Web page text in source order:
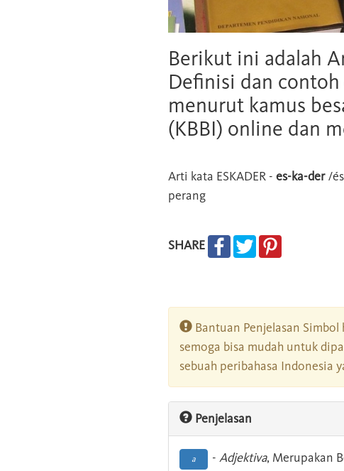
Berikut ini adalah
Definisi dan
menurut kamus
(KBBI) online dan
Arti kata ESKADER - es-ka-der/
perang
SHARE
Bantuan Penjelasan
semoga bisa mudah untuk
sebuah peribahasa Indonesia
Penjelasan
a - Adjektiva, Merupakan